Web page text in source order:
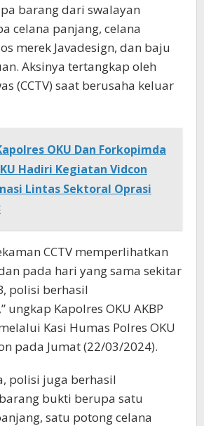
barang dari swalayan
celana panjang, celana
merek Javadesign, dan baju
Aksinya tertangkap oleh
(CCTV) saat berusaha keluar
OKU Dan Forkopimda
Hadiri Kegiatan Vidcon
Lintas Sektoral Oprasi
CCTV memperlihatkan
pada hari yang sama sekitar
polisi berhasil
ungkap Kapolres OKU AKBP
Kasi Humas Polres OKU
pada Jumat (22/03/2024).
polisi juga berhasil
bukti berupa satu
satu potong celana